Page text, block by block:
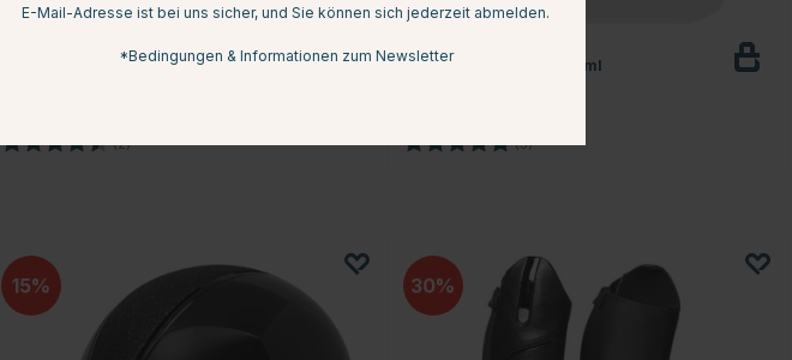
Fellglanz Show Shine 1L
(2)
MAGIC BRUSH
Fellglanz Original 5000ml
(3)
15 30
E-Mail-Adresse ist bei uns sicher, und Sie können sich jederzeit abmelden.
*Bedingungen & Informationen zum Newsletter